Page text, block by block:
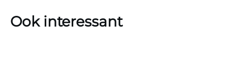
Ook interessant